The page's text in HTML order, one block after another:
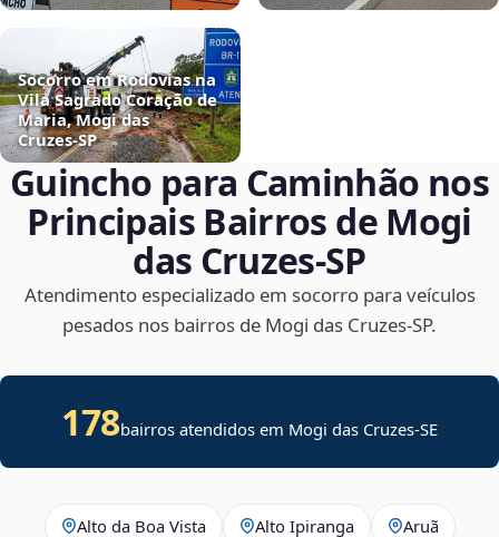
Socorro em Rodovias na
Vila Sagrado Coração de
Maria, Mogi das
Cruzes‑SP
Guincho para Caminhão nos
Principais Bairros de Mogi
das Cruzes‑SP
Atendimento especializado em socorro para veículos
pesados nos bairros de Mogi das Cruzes‑SP.
178bairros atendidos em Mogi das Cruzes-SE
Alto da Boa Vista Alto Ipiranga Aruã